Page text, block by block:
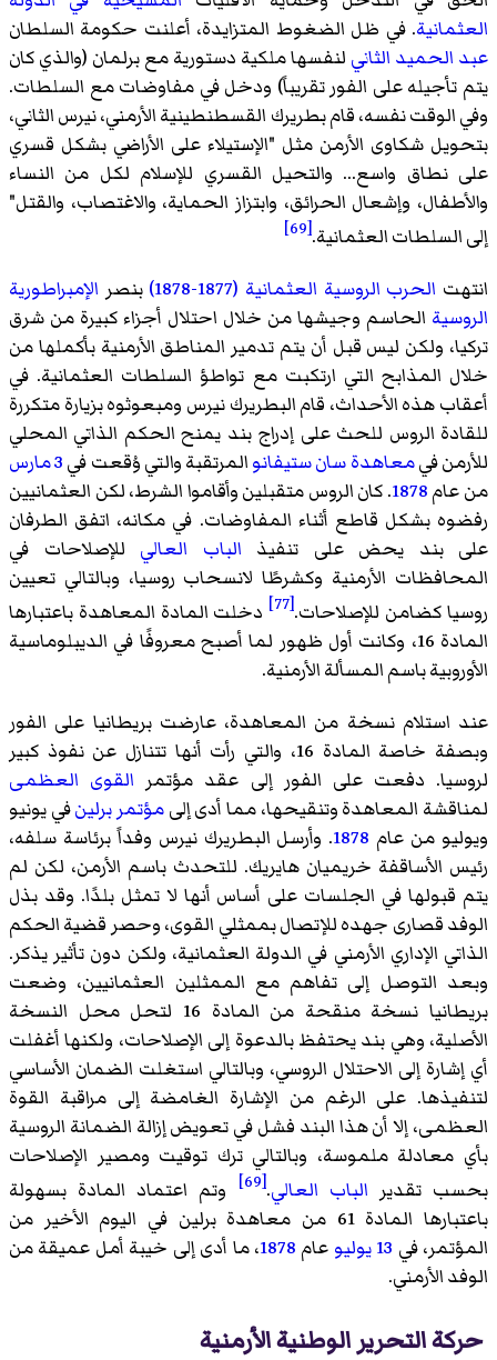
العثمانية. في ظل الضغوط المتزايدة، أعلنت حكومة السلطان
عبد الحميد الثاني لنفسها ملكية دستورية مع برلمان (والذي كان
يتم تأجيله على الفور تقريباً) ودخل في مفاوضات مع السلطات.
وفي الوقت نفسه، قام بطريرك القسطنطينية الأرمني، نيرس الثاني،
بتحويل شكاوى الأرمن مثل "الإستيلاء على الأراضي بشكل قسري
على نطاق واسع... والتحيل القسري للإسلام لكل من النساء
والأطفال، وإشعال الحرائق، وابتزاز الحماية، والاغتصاب، والقتل"
إلى السلطات العثمانية.[69]
انتهت الحرب الروسية العثمانية (1877-1878) بنصر الإمبراطورية
الروسية الحاسم وجيشها من خلال احتلال أجزاء كبيرة من شرق
تركيا، ولكن ليس قبل أن يتم تدمير المناطق الأرمنية بأكملها من
خلال المذابح التي ارتكبت مع تواطؤ السلطات العثمانية. في
أعقاب هذه الأحداث، قام البطريرك نيرس ومبعوثوه بزيارة متكررة
للقادة الروس للحث على إدراج بند يمنح الحكم الذاتي المحلي
للأرمن فيمعاهدة سان ستيفانوالمرتقبة والتي وُقعت في3 مارس
من عام1878. كان الروس متقبلين وأقاموا الشرط، لكن العثمانيين
رفضوه بشكل قاطع أثناء المفاوضات. في مكانه، اتفق الطرفان
على بند يحض على تنفيذ الباب العالي للإصلاحات في
المحافظات الأرمنية وكشرطًا لانسحاب روسيا، وبالتالي تعيين
روسيا كضامن للإصلاحات.[77]
دخلت المادة المعاهدة باعتبارها
المادة 16، وكانت أول ظهور لما أصبح معروفًا في الديبلوماسية
الأوروبية باسم المسألة الأرمنية.
عند استلام نسخة من المعاهدة، عارضت بريطانيا على الفور
وبصفة خاصة المادة 16، والتي رأت أنها تتنازل عن نفوذ كبير
لروسيا. دفعت على الفور إلى عقد مؤتمر القوى العظمى
لمناقشة المعاهدة وتنقيحها، مما أدى إلىمؤتمر برلينفي يونيو
ويوليو من عام 1878. وأرسل البطريرك نيرس وفداً برئاسة سلفه،
رئيس الأساقفة خريميان هايريك. للتحدث باسم الأرمن، لكن لم
يتم قبولها في الجلسات على أساس أنها لا تمثل بلدًا. وقد بذل
الوفد قصارى جهده للإتصال بممثلي القوى، وحصر قضية الحكم
الذاتي الإداري الأرمني في الدولة العثمانية، ولكن دون تأثير يذكر.
وبعد التوصل إلى تفاهم مع الممثلين العثمانيين، وضعت
بريطانيا نسخة منقحة من المادة 16 لتحل محل النسخة
الأصلية، وهي بند يحتفظ بالدعوة إلى الإصلاحات، ولكنها أغفلت
أي إشارة إلى الاحتلال الروسي، وبالتالي استغلت الضمان الأساسي
لتنفيذها. على الرغم من الإشارة الغامضة إلى مراقبة القوة
العظمى، إلا أن هذا البند فشل في تعويض إزالة الضمانة الروسية
بأي معادلة ملموسة، وبالتالي ترك توقيت ومصير الإصلاحات
بحسب تقدير الباب العالي.
[69]
وتم اعتماد المادة بسهولة
باعتبارها المادة 61 من معاهدة برلين في اليوم الأخير من
المؤتمر، في 13 يوليو عام 1878، ما أدى إلى خيبة أمل عميقة من
الوفد الأرمني.
حركة التحرير الوطنية الأرمنية